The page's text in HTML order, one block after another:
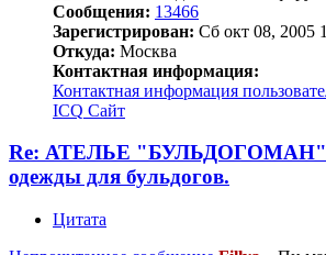
Сообщения: 13466
Зарегистрирован: Сб окт 08, 2005
Откуда: Москва
Контактная информация:
Контактная информация
ICQ Сайт
Re: АТЕЛЬЕ
одежды для бульдогов.
Цитата